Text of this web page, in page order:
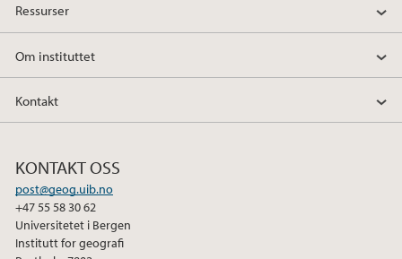
Ressurser
Om instituttet
Kontakt
KONTAKT OSS
post@geog.uib.no
+47 55 58 30 62
Universitetet i Bergen
Institutt for geografi